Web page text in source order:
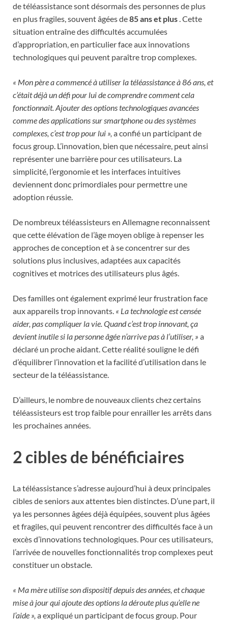
de téléassistance sont désormais des personnes de plus
en plus fragiles, souvent âgées de85 ans et plus . Cette
situation entraîne des difficultés accumulées
d’appropriation, en particulier face aux innovations
technologiques qui peuvent paraître trop complexes.
« Mon père a commencé à utiliser la téléassistance à 86 ans, et
c’était déjà un défi pour lui de comprendre comment cela
fonctionnait. Ajouter des options technologiques avancées
comme des applications sur smartphone ou des systèmes
complexes, c’est trop pour lui », a confié un participant de
focus group. L’innovation, bien que nécessaire, peut ainsi
représenter une barrière pour ces utilisateurs. La
simplicité, l’ergonomie et les interfaces intuitives
deviennent donc primordiales pour permettre une
adoption réussie.
De nombreux téléassisteurs en Allemagne reconnaissent
que cette élévation de l’âge moyen oblige à repenser les
approches de conception et à se concentrer sur des
solutions plus inclusives, adaptées aux capacités
cognitives et motrices des utilisateurs plus âgés.
Des familles ont également exprimé leur frustration face
aux appareils trop innovants. « La technologie est censée
aider, pas compliquer la vie. Quand c’est trop innovant, ça
devient inutile si la personne âgée n’arrive pas à l’utiliser, » a
déclaré un proche aidant. Cette réalité souligne le défi
d’équilibrer l’innovation et la facilité d’utilisation dans le
secteur de la téléassistance.
D’ailleurs, le nombre de nouveaux clients chez certains
téléassisteurs est trop faible pour enrailler les arrêts dans
les prochaines années.
2 cibles de bénéficiaires
La téléassistance s’adresse aujourd’hui à deux principales
cibles de seniors aux attentes bien distinctes. D’une part, il
ya les personnes âgées déjà équipées, souvent plus âgées
et fragiles, qui peuvent rencontrer des difficultés face à un
excès d’innovations technologiques. Pour ces utilisateurs,
l’arrivée de nouvelles fonctionnalités trop complexes peut
constituer un obstacle.
« Ma mère utilise son dispositif depuis des années, et chaque
mise à jour qui ajoute des options la déroute plus qu’elle ne
l’aide », a expliqué un participant de focus group. Pour